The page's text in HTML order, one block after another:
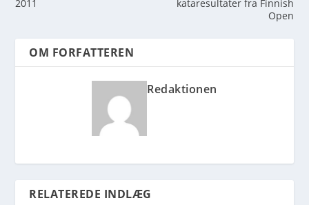
2011
kataresultater fra Finnish
Open
OM FORFATTEREN
Redaktionen
RELATEREDE INDLÆG